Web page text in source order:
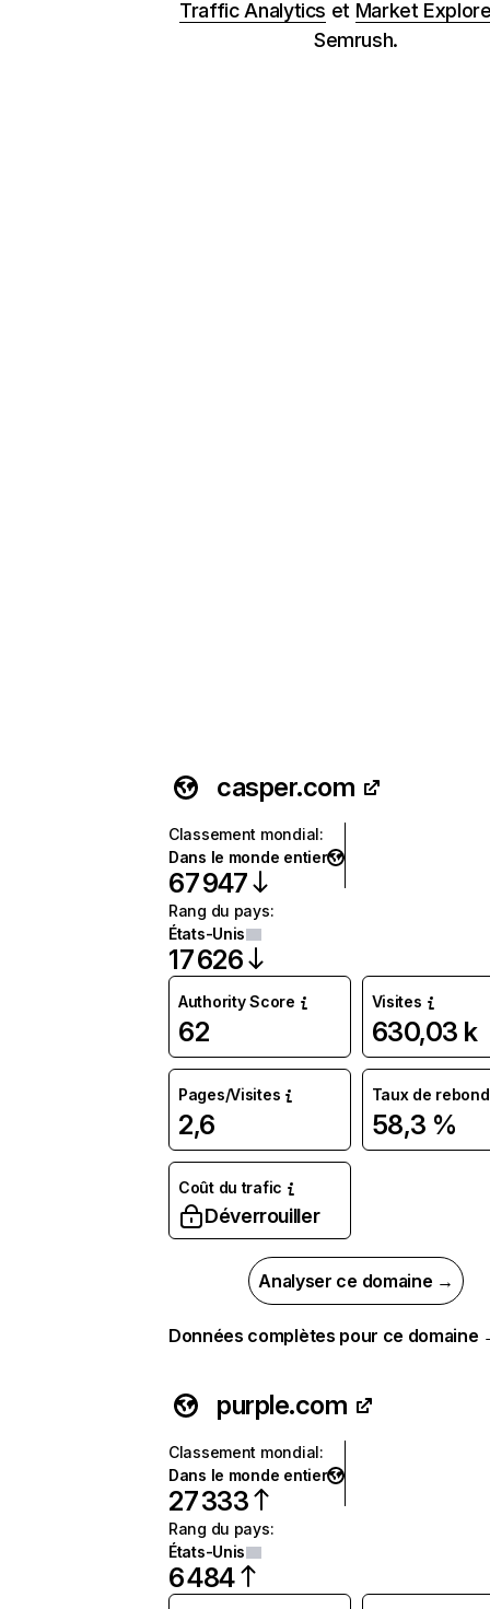
Traffic Analytics et Market
Semrush.
casper.com
Classement mondial:
Dans le monde entier
67 947
Rang du pays:
États-Unis
17 626
Authority Score
62
Visites
630,03 k
Pages/Visites
2,6
Taux de rebond
58,3 %
Coût du trafic
Déverrouiller
Analyser ce domaine →
Données complètes pour ce domaine
purple.com
Classement mondial:
Dans le monde entier
27 333
Rang du pays:
États-Unis
6 484